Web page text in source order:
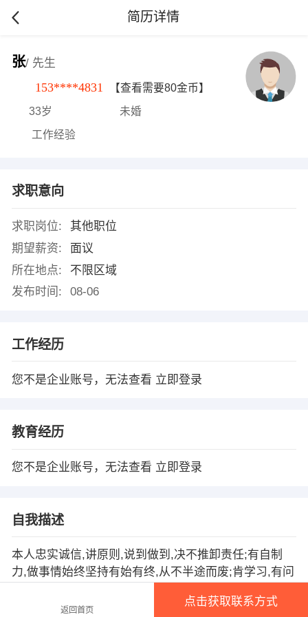
简历详情
张/ 先生
153****4831 【查看需要80金币】
33岁 未婚
工作经验
求职意向
求职岗位:
其他职位
期望薪资:
面议
所在地点:
不限区域
发布时间:
08-06
工作经历
您不是企业账号，无法查看 立即登录
教育经历
您不是企业账号，无法查看 立即登录
自我描述
本人忠实诚信,讲原则,说到做到,决不推卸责任;有自制
力,做事情始终坚持有始有终,从不半途而废;肯学习,有问
为中心;愿意以谦�态度;平易近人。为人诚恳,积极进取
返回首页
点击获取联系方式